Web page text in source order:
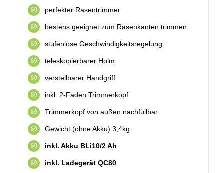
perfekter Rasentrimmer
bestens geeignet zum Rasenkanten trimmen
stufenlose Geschwindigkeitsregelung
teleskopierbarer Holm
verstellbarer Handgriff
inkl. 2-Faden Trimmerkopf
Trimmerkopf von außen nachfüllbar
Gewicht (ohne Akku) 3,4kg
inkl. Akku BLi10/2 Ah
inkl. Ladegerät QC80